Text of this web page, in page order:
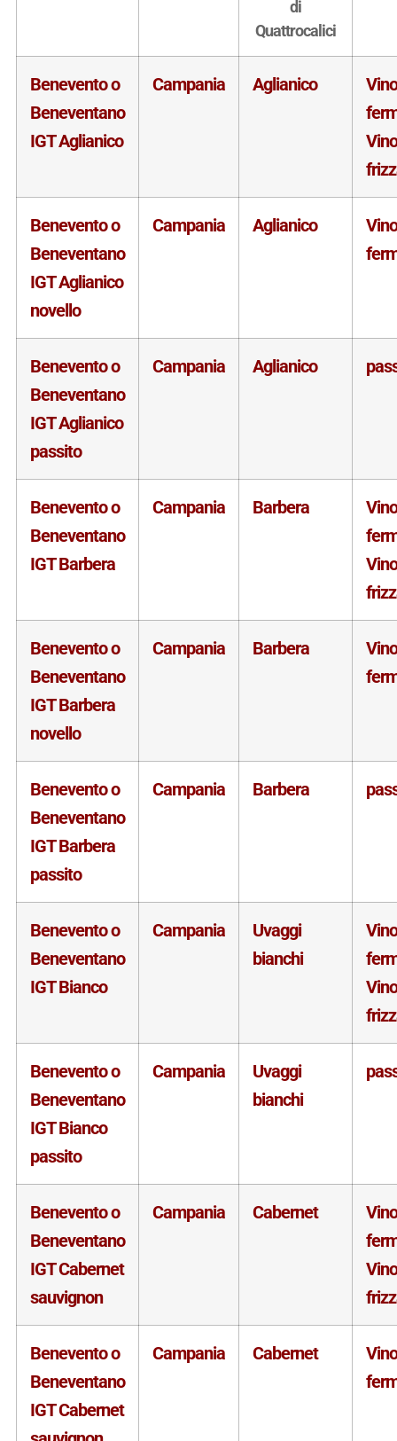
di
Quattrocalici
Benevento o
Beneventano
IGT Aglianico
Campania Aglianico
Vino
Vino
Benevento o
Beneventano
IGT Aglianico
novello
Campania Aglianico
Vino
Benevento o
Beneventano
IGT Aglianico
passito
Campania Aglianico
Benevento o
Beneventano
IGT Barbera
Campania Barbera
Vino
Vino
Benevento o
Beneventano
IGT Barbera
novello
Campania Barbera
Vino
Benevento o
Beneventano
IGT Barbera
passito
Campania Barbera
Benevento o
Beneventano
IGT Bianco
Campania
Uvaggi
bianchi
Vino
Vino
Benevento o
Beneventano
IGT Bianco
passito
Campania
Uvaggi
bianchi
Benevento o
Beneventano
IGT Cabernet
sauvignon
Campania Cabernet
Vino
Vino
Benevento o
Beneventano
IGT Cabernet
Campania Cabernet
Vino